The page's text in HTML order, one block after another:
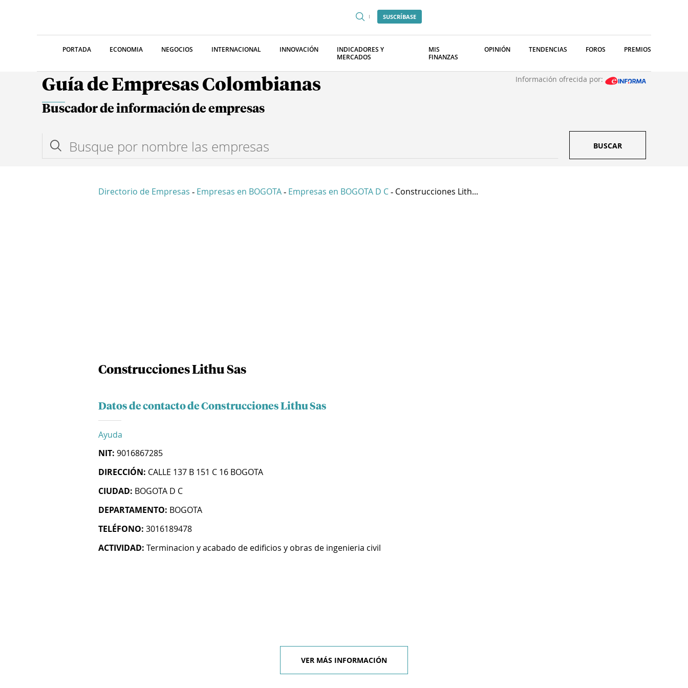
SUSCRÍBASE
PORTADA ECONOMIA NEGOCIOS INTERNACIONAL INNOVACIÓN
INDICADORES Y
MERCADOS
MIS
FINANZAS
OPINIÓN TENDENCIAS FOROS PREMIOS
Guía de Empresas Colombianas Información ofrecida por:
Buscador de información de empresas
BUSCAR
Directorio de Empresas - Empresas en BOGOTA - Empresas en BOGOTA D C - Construcciones Lith...
Construcciones Lithu Sas
Datos de contacto de Construcciones Lithu Sas
Ayuda
NIT: 9016867285
DIRECCIÓN: CALLE 137 B 151 C 16 BOGOTA
CIUDAD: BOGOTA D C
DEPARTAMENTO: BOGOTA
TELÉFONO: 3016189478
ACTIVIDAD: Terminacion y acabado de edificios y obras de ingenieria civil
VER MÁS INFORMACIÓN